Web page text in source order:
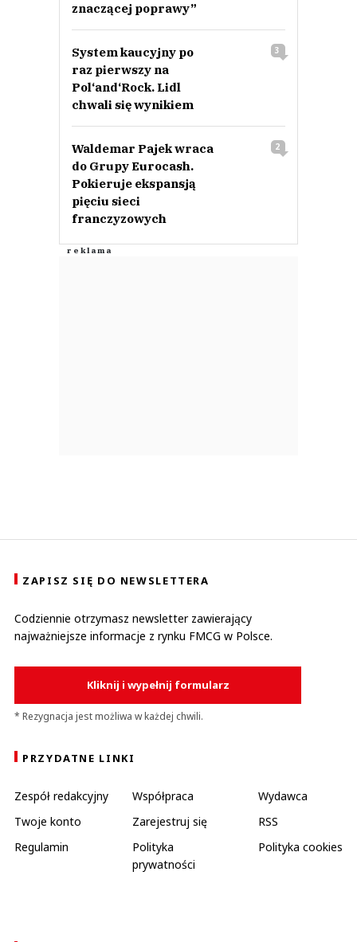
znaczącej poprawy”
System kaucyjny po
raz pierwszy na
Pol‘and‘Rock. Lidl
chwali się wynikiem
3
Waldemar Pajek wraca
do Grupy Eurocash.
Pokieruje ekspansją
pięciu sieci
franczyzowych
2
ZAPISZ SIĘ DO NEWSLETTERA
Codziennie otrzymasz newsletter zawierający
najważniejsze informacje z rynku FMCG w Polsce.
Kliknij i wypełnij formularz
* Rezygnacja jest możliwa w każdej chwili.
PRZYDATNE LINKI
Zespół redakcyjny Współpraca
Wydawca
Twoje konto
Zarejestruj się
RSS
Regulamin
Polityka
prywatności
Polityka cookies